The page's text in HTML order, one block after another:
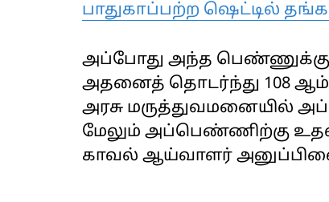
பாதுகாப்பற்ற ஷெட்டில்
அப்போது அந்த பெண்ணுக்கு
அதனைத் தொடர்ந்து 108
அரசு மருத்துவமனையில்
மேலும் அப்பெண்ணிற்கு
காவல் ஆய்வாளர்